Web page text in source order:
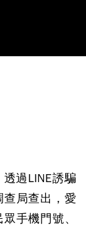
過LINE誘騙
局查出，愛
手機門號、